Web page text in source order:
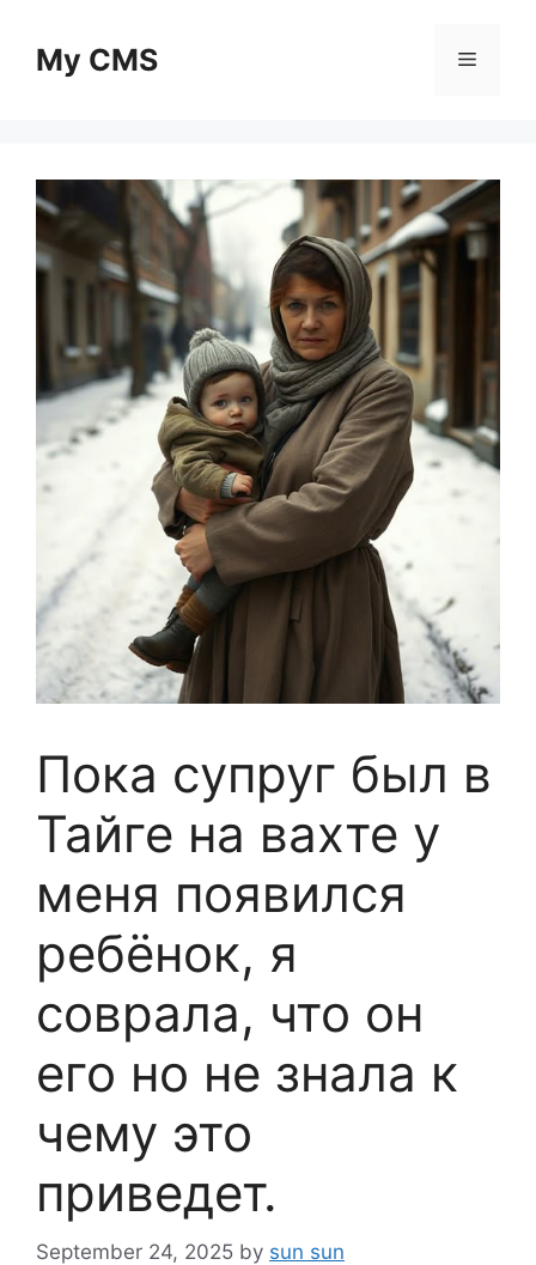
contentMy CMS Menu
Пока супруг был в
Тайге на вахте у
меня появился
ребёнок, я
соврала, что он
его но не знала к
чему это
приведет.
September 24, 2025 by sun sun